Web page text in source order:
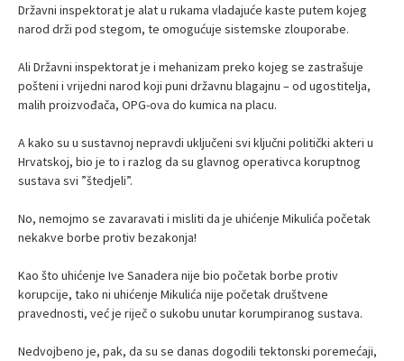
Državni inspektorat je alat u rukama vladajuće kaste putem kojeg
narod drži pod stegom, te omogućuje sistemske zlouporabe.
Ali Državni inspektorat je i mehanizam preko kojeg se zastrašuje
pošteni i vrijedni narod koji puni državnu blagajnu – od ugostitelja,
malih proizvođača, OPG-ova do kumica na placu.
A kako su u sustavnoj nepravdi uključeni svi ključni politički akteri u
Hrvatskoj, bio je to i razlog da su glavnog operativca koruptnog
sustava svi ”štedjeli”.
No, nemojmo se zavaravati i misliti da je uhićenje Mikulića početak
nekakve borbe protiv bezakonja!
Kao što uhićenje Ive Sanadera nije bio početak borbe protiv
korupcije, tako ni uhićenje Mikulića nije početak društvene
pravednosti, već je riječ o sukobu unutar korumpiranog sustava.
Nedvojbeno je, pak, da su se danas dogodili tektonski poremećaji,